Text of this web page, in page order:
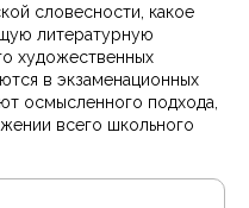
словесности, какое
литературную
художественных
в экзаменационных
осмысленного подхода,
всего школьного